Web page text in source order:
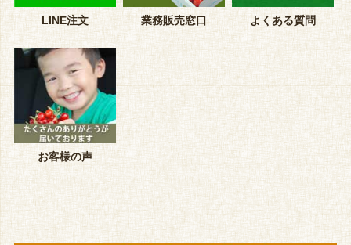
LINE注文 業務販売窓口 よくある質問
お客様の声